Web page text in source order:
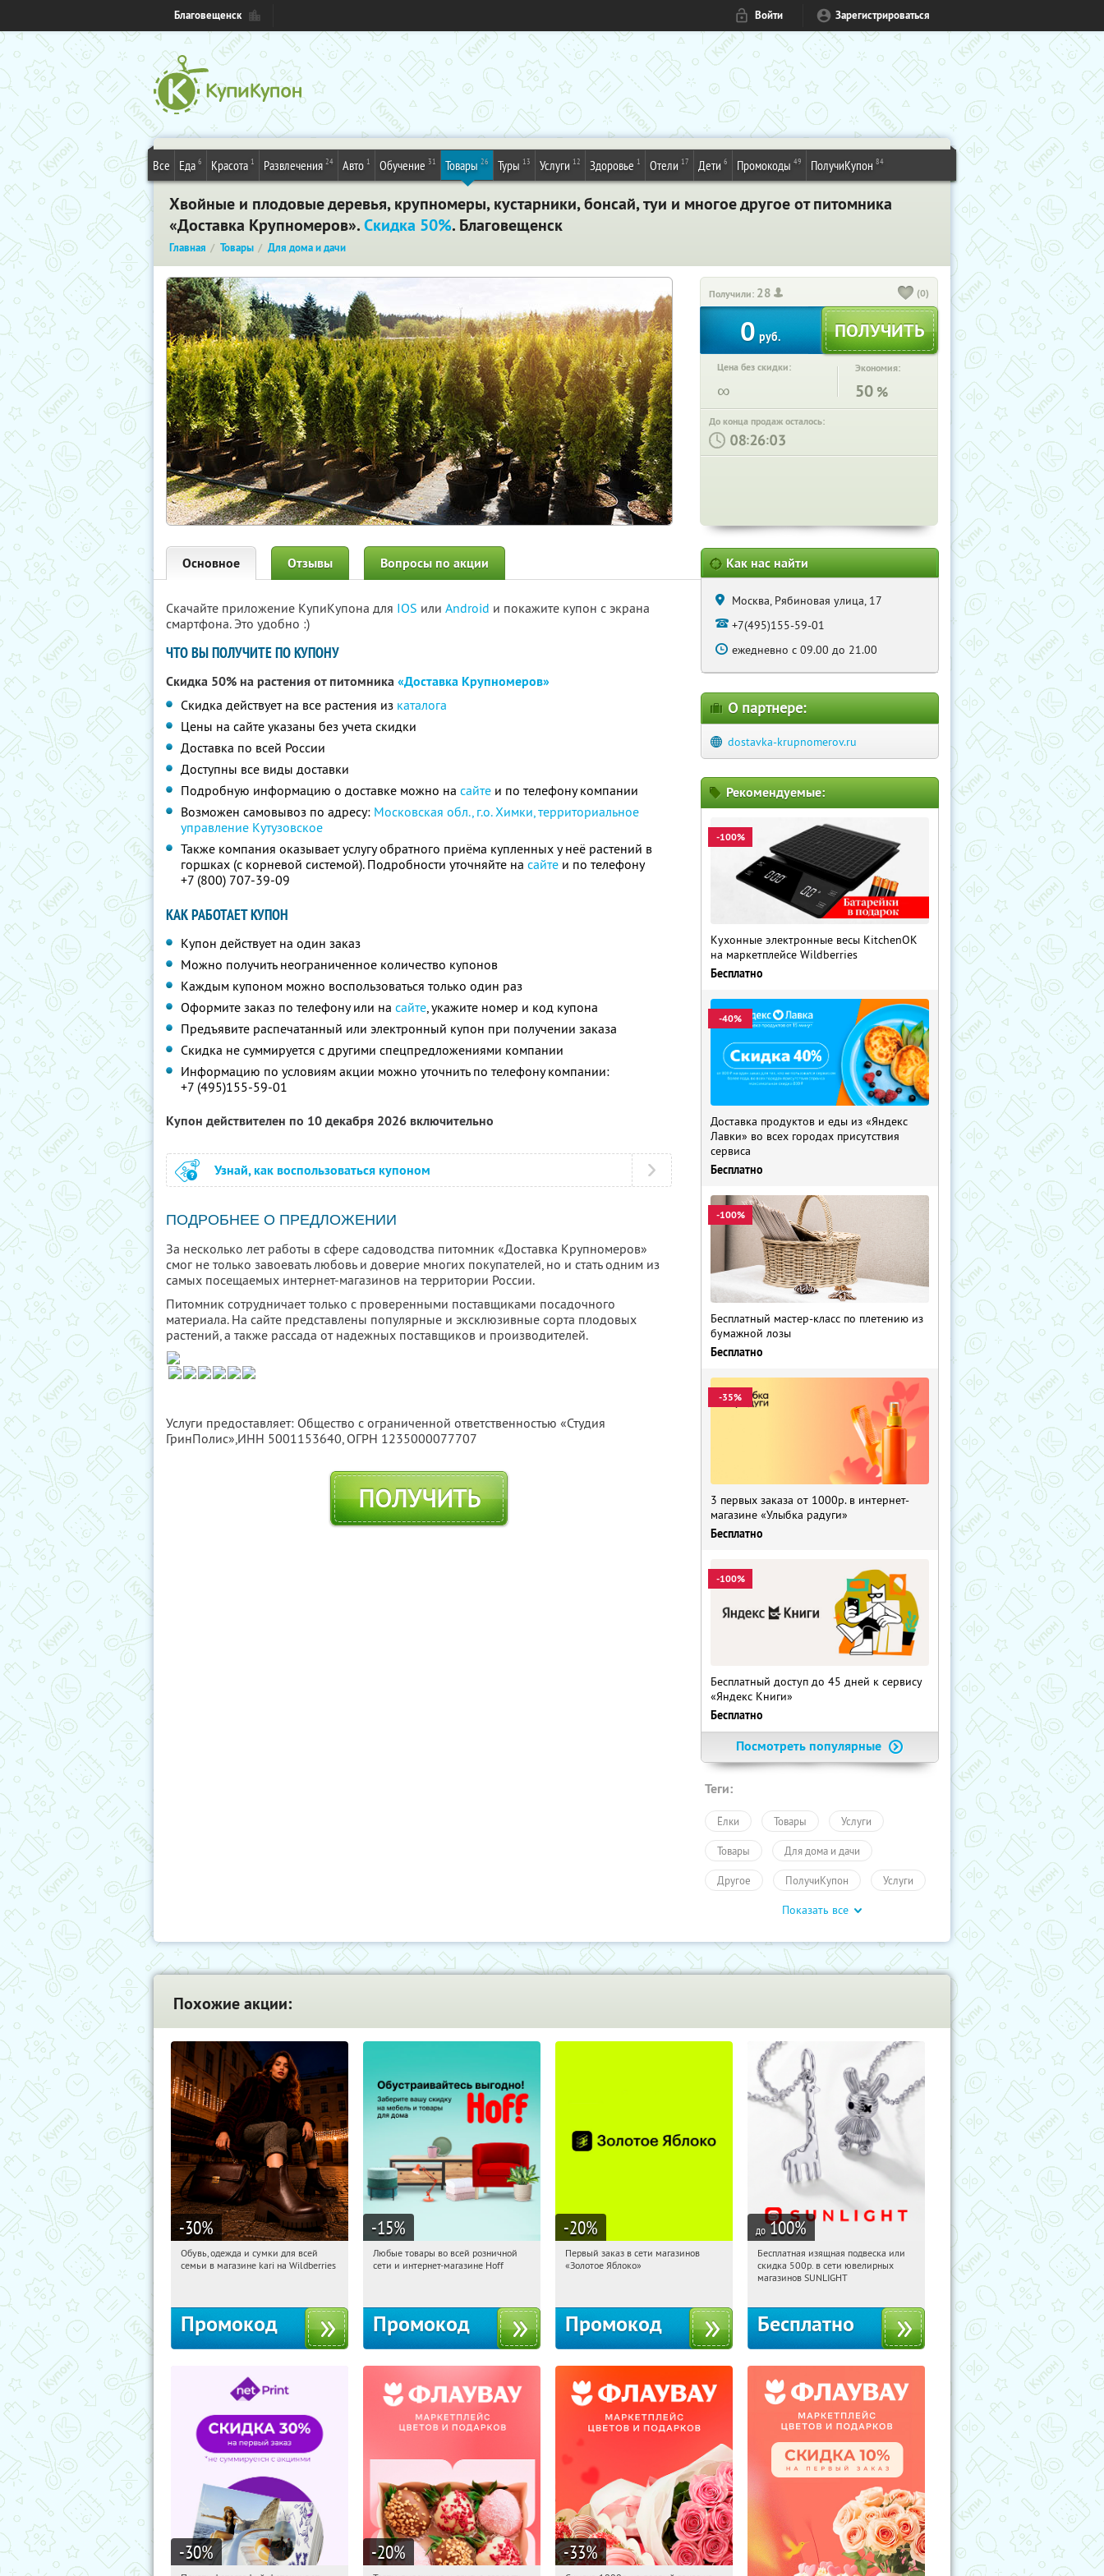
Благовещенск Войти Зарегистрироваться
Все Еда 6 Красота 1 Развлечения 24 Авто 1 Обучение 31 Товары 26 Туры 13 Услуги 12 Здоровье 1 Отели 17 Дети 6 Промокоды 49 ПолучиКупон 84
Хвойные и плодовые деревья, крупномеры, кустарники, бонсай, туи и многое другое от питомника
«Доставка Крупномеров».Скидка 50%. Благовещенск
Главная Товары Для дома и дачи
Получили: 28 (0)
0 руб.
Цена без скидки:
∞
Экономия:
50 %
До конца продаж осталось:
: :
Основное Отзывы Вопросы по акции
Скачайте приложение КупиКупона для IOS или Android и покажите купон с экрана
смартфона. Это удобно :)
ЧТО ВЫ ПОЛУЧИТЕ ПО КУПОНУ
Скидка 50% на растения от питомника«Доставка Крупномеров»
Скидка действует на все растения из каталога
Цены на сайте указаны без учета скидки
Доставка по всей России
Доступны все виды доставки
Подробную информацию о доставке можно на сайте и по телефону компании
Возможен самовывоз по адресу: Московская обл., г.о. Химки, территориальное
управление Кутузовское
Также компания оказывает услугу обратного приёма купленных у неё растений в
горшках (с корневой системой). Подробности уточняйте на сайте и по телефону
+7 (800) 707-39-09
КАК РАБОТАЕТ КУПОН
Купон действует на один заказ
Можно получить неограниченное количество купонов
Каждым купоном можно воспользоваться только один раз
Оформите заказ по телефону или на сайте, укажите номер и код купона
Предъявите распечатанный или электронный купон при получении заказа
Скидка не суммируется с другими спецпредложениями компании
Информацию по условиям акции можно уточнить по телефону компании:
+7 (495)155-59-01
Купон действителен по 10 декабря 2026 включительно
Узнай, как воспользоваться купоном
ПОДРОБНЕЕ О ПРЕДЛОЖЕНИИ
За несколько лет работы в сфере садоводства питомник «Доставка Крупномеров»
смог не только завоевать любовь и доверие многих покупателей, но и стать одним из
самых посещаемых интернет-магазинов на территории России.
Питомник сотрудничает только с проверенными поставщиками посадочного
материала. На сайте представлены популярные и эксклюзивные сорта плодовых
растений, а также рассада от надежных поставщиков и производителей.
Услуги предоставляет: Общество с ограниченной ответственностью «Студия
ГринПолис»,ИНН 5001153640, ОГРН 1235000077707
ПОЛУЧИТЬ
Как нас найти
Москва, Рябиновая улица, 17
+7(495)155-59-01
ежедневно с 09.00 до 21.00
О партнере:
dostavka-krupnomerov.ru
Рекомендуемые:
-100%
Кухонные электронные весы KitchenOK
на маркетплейсе Wildberries
Бесплатно
-40%
Доставка продуктов и еды из «Яндекс
Лавки» во всех городах присутствия
сервиса
Бесплатно
-100%
Бесплатный мастер-класс по плетению из
бумажной лозы
Бесплатно
-35%
3 первых заказа от 1000р. в интернет-
магазине «Улыбка радуги»
Бесплатно
-100%
Бесплатный доступ до 45 дней к сервису
«Яндекс Книги»
Бесплатно
Посмотреть популярные
Теги:
Ёлки Товары Услуги
Товары Для дома и дачи
Другое ПолучиКупон Услуги
Показать все
Похожие акции:
-30%
11:25:59 Получили:
Обувь, одежда и сумки для всей
семьи в магазине kari на Wildberries
Промокод
-15%
11:25:59 Получили:
Любые товары во всей розничной
сети и интернет-магазине Hoff
Промокод
-20%
11:25:59
Получи первым!
Первый заказ в сети магазинов
«Золотое Яблоко»
Промокод
до 100%
11:25:59 Получили:
Россия
Бесплатная изящная подвеска или
скидка 500р. в сети ювелирных
магазинов SUNLIGHT
Бесплатно
-30% -20% -33%